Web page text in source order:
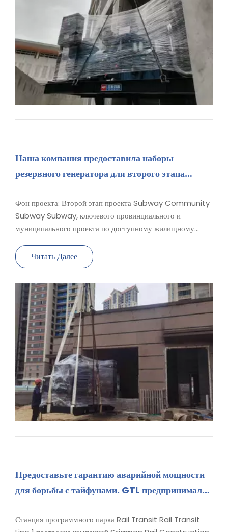
Наша компания предоставила наборы
резервного генератора для второго этапа
Maluan Bay, ключевого провинциального и
муниципального проекта.
Фон проекта: Второй этап проекта Subway Community
Subway Subway, ключевого провинциального и
муниципального проекта по доступному жилищному
для этого проекта предоставляются нашей компанией. В
настоящее время 3 дизельных генератора в A01-A0
Читать Далее
Предоставьте гарантию аварийной мощности
для борьбы с тайфунами. GTL предпринимал
Станция программного парка Rail Transit Rail Transit